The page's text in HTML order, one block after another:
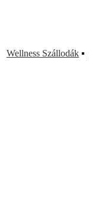
Wellness Szállodák ▪